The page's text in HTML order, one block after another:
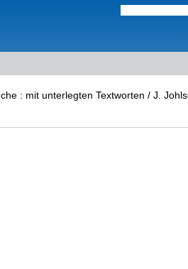
: mit unterlegten Textworten / J.